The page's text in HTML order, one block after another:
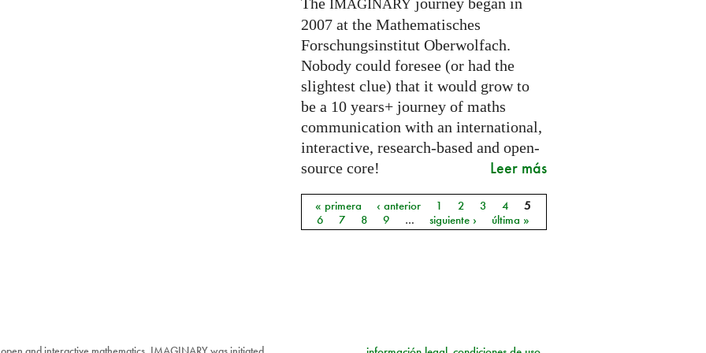
IMAGINARY
2007 at the Mathematisches
Forschungsinstitut Oberwolfach.
Nobody could foresee (or had the
slightest clue) that it would grow to
be a 10 years+ journey of maths
communication with an international,
interactive, research-based and open-
source core!
Leer más
Páginas
« primera ‹ anterior 1 2 3 4
5
6
7 8 9 … siguiente › última »